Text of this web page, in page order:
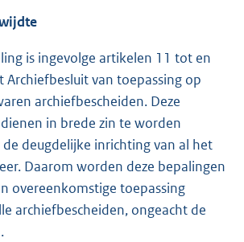
is ingevolge artikelen 11 tot en
Archiefbesluit van toepassing op
archiefbescheiden. Deze
in brede zin te worden
deugdelijke inrichting van al het
Daarom worden deze bepalingen
overeenkomstige toepassing
archiefbescheiden, ongeacht de